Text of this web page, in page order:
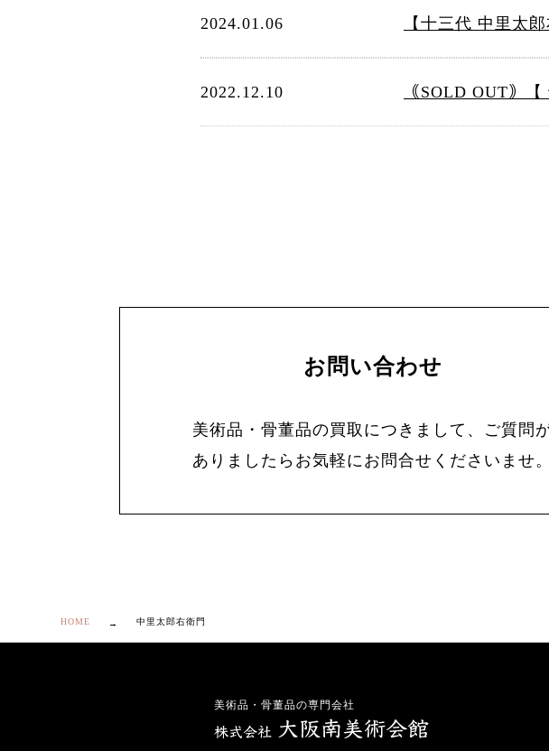
2024.01.06 【十三代 中里
2022.12.10 ｟SOLD OUT｠
お問い合わせ
美術品・骨董品の買取につきまして、ご質問
ありましたらお気軽にお問合せくださいませ。
HOME 中里太郎右衛門
美術品・骨董品の専門会社